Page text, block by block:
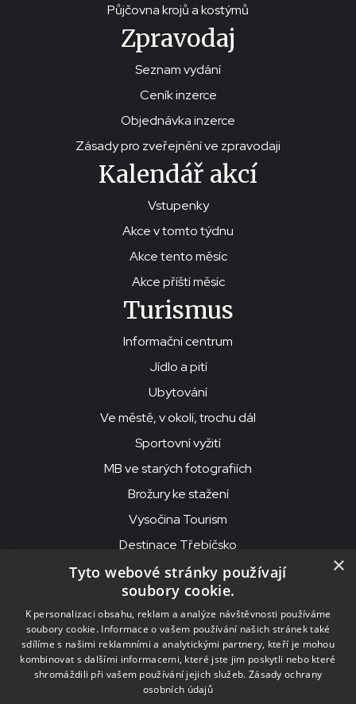
Půjčovna krojů a kostýmů
Zpravodaj
Seznam vydání
Ceník inzerce
Objednávka inzerce
Zásady pro zveřejnění ve zpravodaji
Kalendář akcí
Vstupenky
Akce v tomto týdnu
Akce tento měsíc
Akce příští měsíc
Turismus
Informační centrum
Jídlo a pití
Ubytování
Ve městě, v okolí, trochu dál
Sportovní vyžití
MB ve starých fotografiích
Brožury ke stažení
Vysočina Tourism
Destinace Třebíčsko
© 2026MKS Beseda Mor. Budějovice
MKS Beseda, příspěvková organizace, Purcnerova 62, 676 02
Moravské Budějovice
IČO: 00091758, DIČ: CZ00091758, ID datové schránky: chjn2kd
×
Tyto webové stránky používají
soubory cookie.
K personalizaci obsahu, reklam a analýze návštěvnosti používáme
soubory cookie. Informace o vašem používání našich stránek také
sdílíme s našimi reklamními a analytickými partnery, kteří je mohou
kombinovat s dalšími informacemi, které jste jim poskytli nebo které
shromáždili při vašem používání jejich služeb. Zásady ochrany
osobních údajů